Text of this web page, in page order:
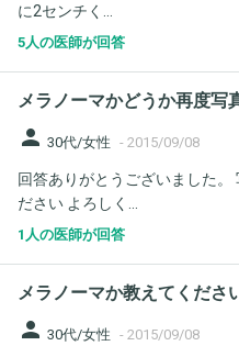
に2センチく...
5人の医師が回答
メラノーマかどうか再度写
person 30代/女性 - 2015/09/08
回答ありがとうございました。
ださい よろしく...
1人の医師が回答
メラノーマか教えてくださ
person 30代/女性 - 2015/09/08